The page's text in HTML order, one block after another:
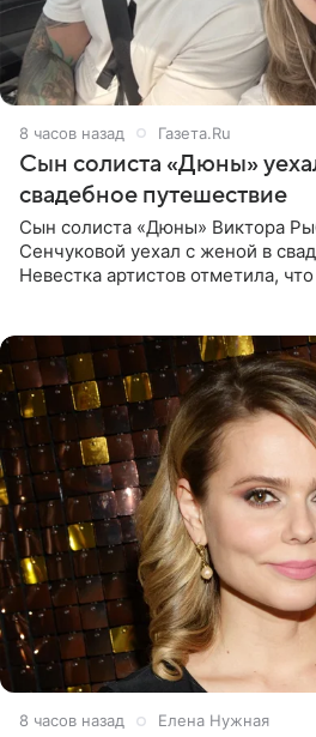
8 часов назад Газета.Ru
Сын солиста «Дюны»
свадебное путешествие
Сын солиста «Дюны» Виктора
Сенчуковой уехал с женой в
Невестка артистов отметила,
8 часов назад Елена Нужная